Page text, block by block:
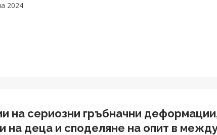
2024
на сериозни гръбначни
на деца и споделяне на опит в